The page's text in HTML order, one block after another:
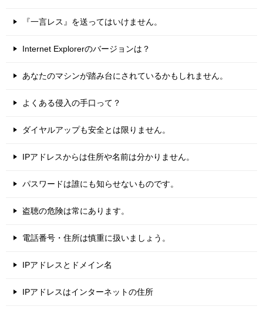
『一言レス』を送ってはいけません。
Internet Explorerのバージョンは？
あなたのマシンが踏み台にされているかもしれません。
よくある侵入の手口って？
ダイヤルアップも安全とは限りません。
IPアドレスからは住所や名前は分かりません。
パスワードは誰にも知らせないものです。
盗聴の危険は常にあります。
電話番号・住所は慎重に扱いましょう。
IPアドレスとドメイン名
IPアドレスはインターネットの住所